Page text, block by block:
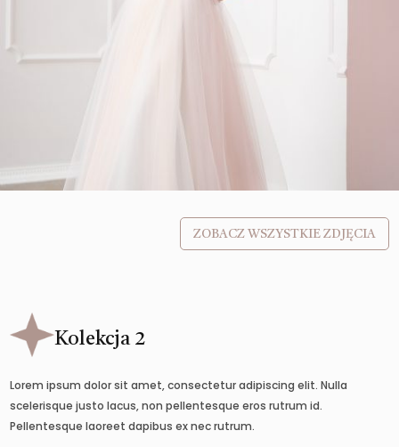
ZOBACZ WSZYSTKIE ZDJĘCIA
Kolekcja 2
Lorem ipsum dolor sit amet, consectetur adipiscing elit. Nulla
scelerisque justo lacus, non pellentesque eros rutrum id.
Pellentesque laoreet dapibus ex nec rutrum.